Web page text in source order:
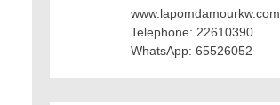
www.lapomdamourkw.com
Telephone: 22610390
WhatsApp: 65526052